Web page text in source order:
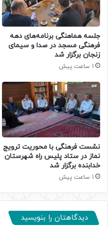
جلسه هماهنگی برنامه‌های دهه
فرهنگی مسجد در صدا و سیمای
زنجان برگزار شد
1 ساعت پیش
نشست فرهنگی با محوریت ترویج
نماز در ستاد پلیس راه شهرستان
خدابنده برگزار شد
1 ساعت پیش
دیدگاهتان را بنویسید